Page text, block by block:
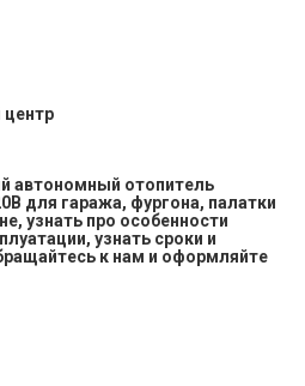
центр
автономный отопитель
для гаража, фургона, палатки
узнать про особенности
узнать сроки и
к нам и оформляйте